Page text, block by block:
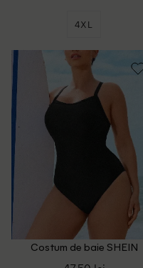
4XL
Costum de baie SHEIN